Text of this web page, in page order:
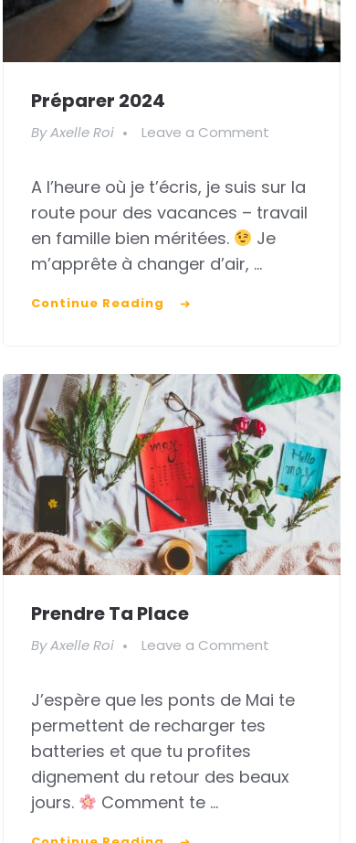
Préparer 2024
ByAxelle Roi Leave a Commenton
2024
A l’heure où je t’écris, je suis sur la
route pour des vacances – travail
en famille bien méritées.
Je
m’apprête à changer d’air, …
Continue Reading
Prendre Ta Place
ByAxelle Roi Leave a Commenton
ta
J’espère que les ponts de Mai te
permettent de recharger tes
batteries et que tu profites
dignement du retour des beaux
jours.
Comment te …